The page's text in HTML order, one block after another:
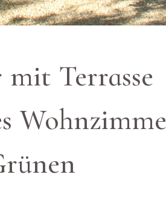
Terrasse